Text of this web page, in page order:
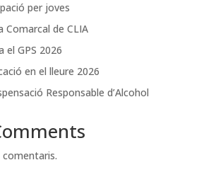
per joves
Comarcal de CLIA
el GPS 2026
en el lleure 2026
Responsable d’Alcohol